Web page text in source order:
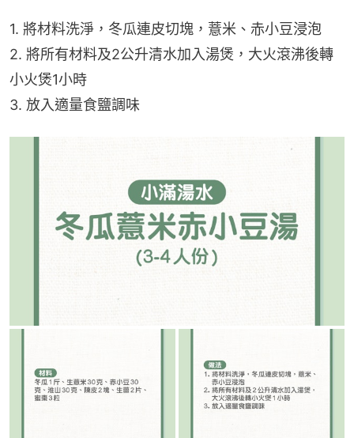
1. 將材料洗淨，冬瓜連皮切塊，薏米、赤小豆浸泡
2. 將所有材料及2公升清水加入湯煲，大火滾沸後轉
小火煲1小時
3. 放入適量食鹽調味